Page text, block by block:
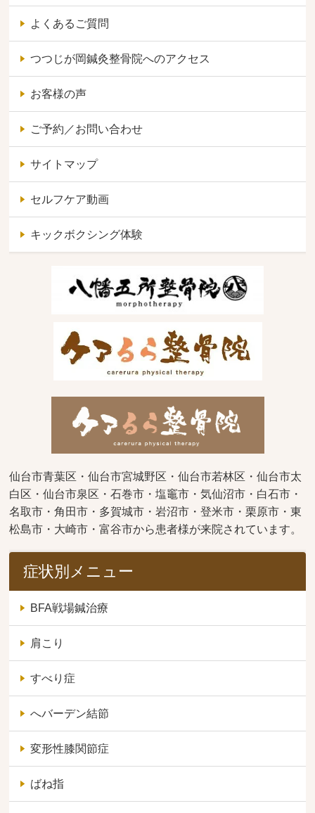
よくあるご質問
つつじが岡鍼灸整骨院へのアクセス
お客様の声
ご予約／お問い合わせ
サイトマップ
セルフケア動画
キックボクシング体験
仙台市青葉区・仙台市宮城野区・仙台市若林区・仙台市太
白区・仙台市泉区・石巻市・塩竈市・気仙沼市・白石市・
名取市・角田市・多賀城市・岩沼市・登米市・栗原市・東
松島市・大崎市・富谷市から患者様が来院されています。
症状別メニュー
BFA戦場鍼治療
肩こり
すべり症
へバーデン結節
変形性膝関節症
ばね指